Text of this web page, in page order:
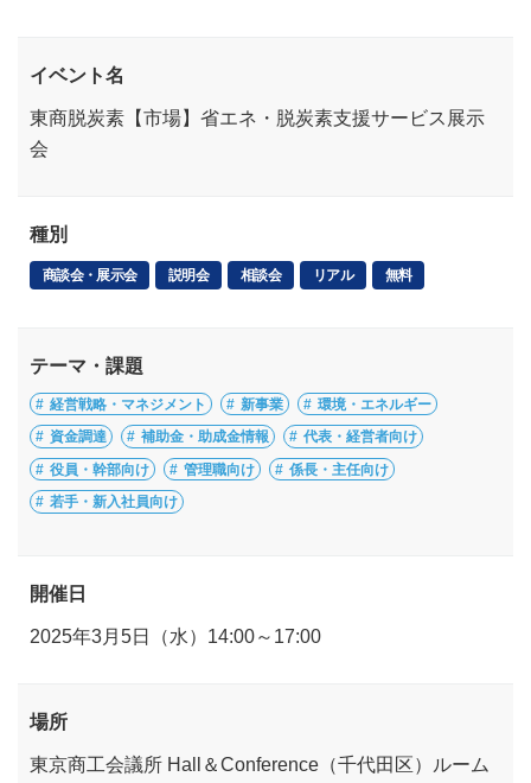
イベント名
東商脱炭素【市場】省エネ・脱炭素支援サービス展示
会
種別
商談会・展示会 説明会 相談会 リアル 無料
テーマ・課題
経営戦略・マネジメント 新事業 環境・エネルギー
資金調達 補助金・助成金情報 代表・経営者向け
役員・幹部向け 管理職向け 係長・主任向け
若手・新入社員向け
開催日
2025年3月5日（水）14:00～17:00
場所
東京商工会議所 Hall＆Conference（千代田区）ルーム